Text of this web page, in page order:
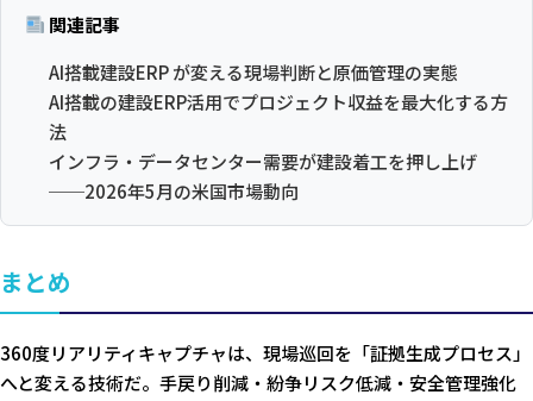
関連記事
AI搭載建設ERP が変える現場判断と原価管理の実態
AI搭載の建設ERP活用でプロジェクト収益を最大化する方
法
インフラ・データセンター需要が建設着工を押し上げ
──2026年5月の米国市場動向
まとめ
360度リアリティキャプチャは、現場巡回を「証拠生成プロセス」
へと変える技術だ。手戻り削減・紛争リスク低減・安全管理強化